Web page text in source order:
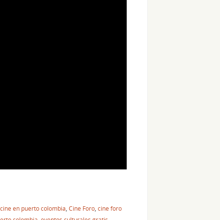
cine en puerto colombia Cine Foro cine foro